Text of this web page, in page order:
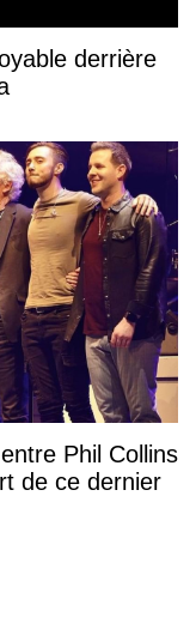
derrière
Phil Collins
de ce dernier